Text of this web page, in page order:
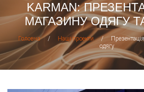
KARMAN:
МАГАЗИНУ ОДЯГУ
Головна / Наші проекти /
одягу